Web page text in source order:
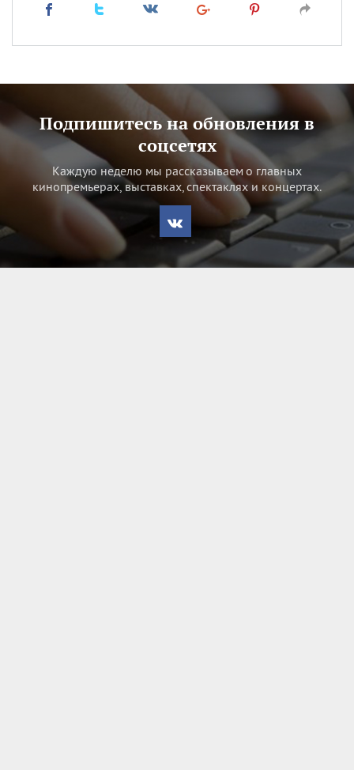
Подпишитесь на обновления в
соцсетях
Каждую неделю мы рассказываем о главных
кинопремьерах, выставках, спектаклях и концертах.